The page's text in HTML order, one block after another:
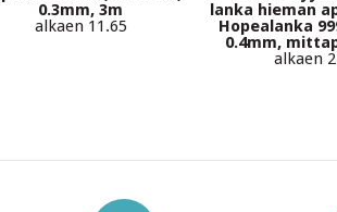
0.3mm, 3m
alkaen 11.65
lanka hieman
Hopealanka
0.4mm,
alkaen